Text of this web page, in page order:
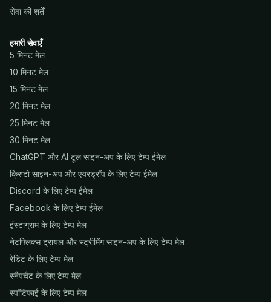
सेवा की शर्तें
हमारी सेवाएँ
5 मिनट मेल
10 मिनट मेल
15 मिनट मेल
20 मिनट मेल
25 मिनट मेल
30 मिनट मेल
ChatGPT और AI टूल साइन-अप के लिए टेम्प ईमेल
क्रिप्टो साइन-अप और एयरड्रॉप के लिए टेम्प ईमेल
Discord के लिए टेम्प ईमेल
Facebook के लिए टेम्प ईमेल
इंस्टाग्राम के लिए टेम्प मेल
नेटफ्लिक्स ट्रायल और स्ट्रीमिंग साइन-अप के लिए टेम्प मेल
रेडिट के लिए टेम्प मेल
स्नैपचैट के लिए टेम्प मेल
स्पॉटिफाई के लिए टेम्प मेल